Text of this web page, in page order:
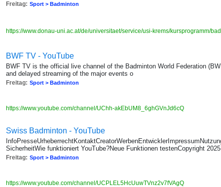
Freitag: Sport > Badminton
https://www.donau-uni.ac.at/de/universitaet/service/usi-krems/kursprogramm/
BWF TV - YouTube
BWF TV is the official live channel of the Badminton World Federation
and delayed streaming of the major events o
Freitag: Sport > Badminton
https://www.youtube.com/channel/UChh-akEbUM8_6ghGVnJd6cQ
Swiss Badminton - YouTube
SicherheitWie funktioniert YouTube?Neue Funktionen testenCopyright
Freitag: Sport > Badminton
https://www.youtube.com/channel/UCPLEL5HcUuwTVnz2v7fVAgQ